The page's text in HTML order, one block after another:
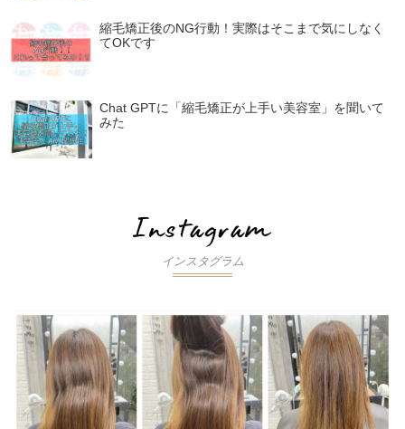
縮毛矯正後のNG行動！実際はそこまで気にしなく
てOKです
Chat GPTに「縮毛矯正が上手い美容室」を聞いて
みた
インスタグラム